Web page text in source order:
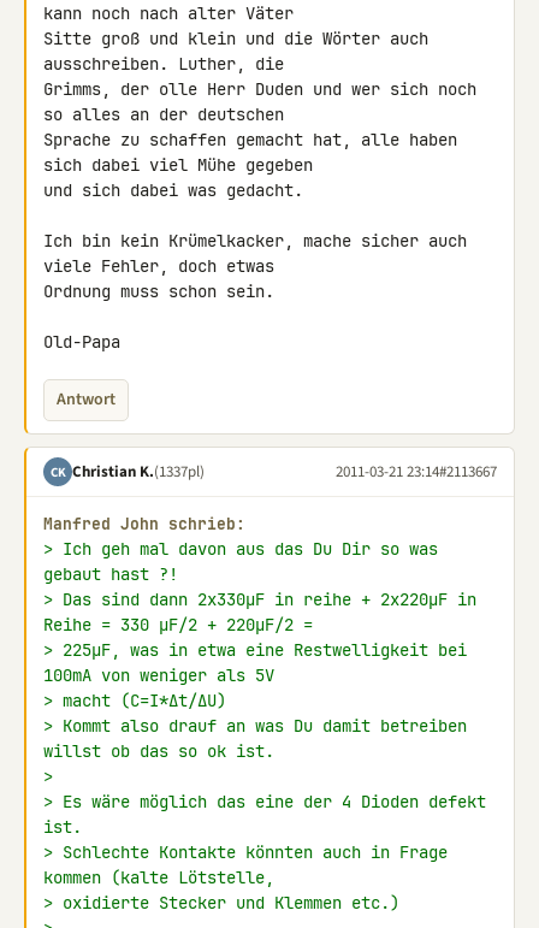
kann noch nach alter Väter
Sitte groß und klein und die Wörter auch
ausschreiben. Luther, die
Grimms, der olle Herr Duden und wer sich noch
so alles an der deutschen
Sprache zu schaffen gemacht hat, alle haben
sich dabei viel Mühe gegeben
und sich dabei was gedacht.
Ich bin kein Krümelkacker, mache sicher auch
viele Fehler, doch etwas
Ordnung muss schon sein.
Old-Papa
Antwort
CK Christian K.(1337pl) 2011-03-21 23:14#2113667
Manfred John schrieb:
> Ich geh mal davon aus das Du Dir so was
gebaut hast ?!
> Das sind dann 2x330µF in reihe + 2x220µF in
Reihe = 330 µF/2 + 220µF/2 =
> 225µF, was in etwa eine Restwelligkeit bei
100mA von weniger als 5V
> macht (C=I*∆t/∆U)
> Kommt also drauf an was Du damit betreiben
willst ob das so ok ist.
>
> Es wäre möglich das eine der 4 Dioden defekt
ist.
> Schlechte Kontakte könnten auch in Frage
kommen (kalte Lötstelle,
> oxidierte Stecker und Klemmen etc.)